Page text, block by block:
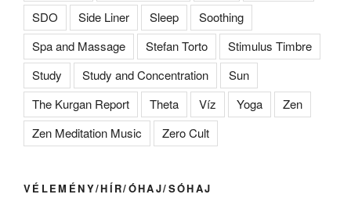
SDO Side Liner Sleep
Soothing
Spa and Massage
Stefan Torto
Stimulus Timbre
Study
Study and Concentration
Sun
The Kurgan Report
Theta Víz Yoga
Zen
Zen Meditation Music
Zero Cult
VÉLEMÉNY/HÍR/ÓHAJ/SÓHAJ